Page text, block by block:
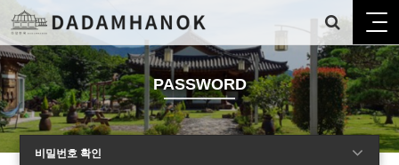
PASSWORD
비밀번호 확인